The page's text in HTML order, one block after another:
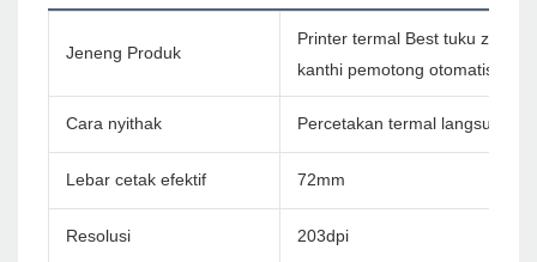
Jeneng Produk
Printer termal Best tuku zywell
kanthi pemotong otomatis
Cara nyithak Percetakan termal langsung
Lebar cetak efektif 72mm
Resolusi 203dpi